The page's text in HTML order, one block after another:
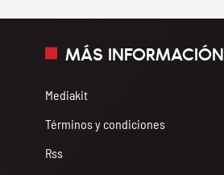
MÁS INFORMACIÓN
Mediakit
Términos y condiciones
Rss